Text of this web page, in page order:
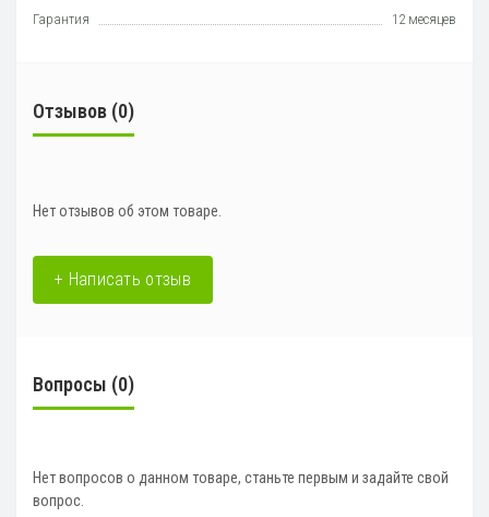
Гарантия 12 месяцев
Отзывов (0)
Нет отзывов об этом товаре.
+ Написать отзыв
Вопросы (0)
Нет вопросов о данном товаре, станьте первым и задайте свой
вопрос.